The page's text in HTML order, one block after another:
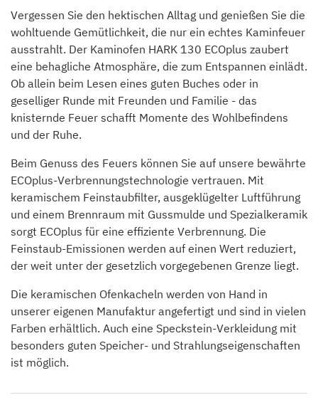
Vergessen Sie den hektischen Alltag und genießen Sie die
wohltuende Gemütlichkeit, die nur ein echtes Kaminfeuer
ausstrahlt. Der Kaminofen HARK 130 ECOplus zaubert
eine behagliche Atmosphäre, die zum Entspannen einlädt.
Ob allein beim Lesen eines guten Buches oder in
geselliger Runde mit Freunden und Familie - das
knisternde Feuer schafft Momente des Wohlbefindens
und der Ruhe.
Beim Genuss des Feuers können Sie auf unsere bewährte
ECOplus-Verbrennungstechnologie vertrauen. Mit
keramischem Feinstaubfilter, ausgeklügelter Luftführung
und einem Brennraum mit Gussmulde und Spezialkeramik
sorgt ECOplus für eine effiziente Verbrennung. Die
Feinstaub-Emissionen werden auf einen Wert reduziert,
der weit unter der gesetzlich vorgegebenen Grenze liegt.
Die keramischen Ofenkacheln werden von Hand in
unserer eigenen Manufaktur angefertigt und sind in vielen
Farben erhältlich. Auch eine Speckstein-Verkleidung mit
besonders guten Speicher- und Strahlungseigenschaften
ist möglich.